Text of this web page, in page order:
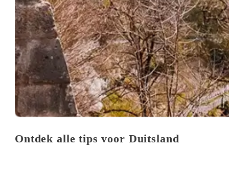
Ontdek alle tips voor Duitsland